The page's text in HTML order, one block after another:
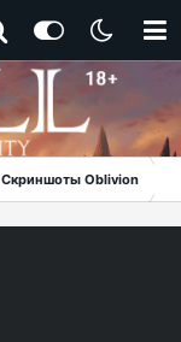
Скриншоты Oblivion